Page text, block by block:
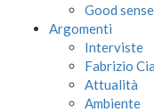
Good sense
Argomenti
Interviste
Fabrizio
Attualità
Ambiente